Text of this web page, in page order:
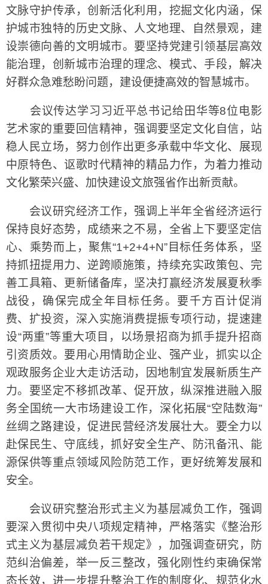
文脉守护传承，创新活化利用，挖掘文化内涵，保
护城市独特的历史文脉、人文地理、自然景观，建
设崇德向善的文明城市。要坚持党建引领基层高效
能治理，创新城市治理的理念、模式、手段，解决
好群众急难愁盼问题，建设便捷高效的智慧城市。
会议传达学习习近平总书记给田华等8位电影
艺术家的重要回信精神，强调要坚定文化自信，站
稳人民立场，努力创作出更多承载中华文化、展现
中原特色、讴歌时代精神的精品力作，为着力推动
文化繁荣兴盛、加快建设文旅强省作出新贡献。
会议研究经济工作，强调上半年全省经济运行
保持良好态势，成绩来之不易，全省上下要坚定信
心、乘势而上，聚焦“1+2+4+N”目标任务体系，坚
持抓扭提用力、逆跨顺施策，持续充实政策包、完
善工具箱、更新储备库，坚决打赢经济发展夏秋季
战役，确保完成全年目标任务。要千方百计促消
费、扩投资，深入实施消费提振专项行动，提速建
设“两重”等重大项目，以场景招商为抓手提升招商
引资质效。要用心用情助企业、强产业，抓实以企
观政服务企业大走访活动，因地制宜发展新质生产
力。要坚定不移抓改革、促开放，纵深推进融入服
务全国统一大市场建设工作，深化拓展“空陆数海”
丝绸之路建设，促进民营经济发展壮大。要全力以
赴保民生、守底线，抓好安全生产、防汛备汛、能
源保供等重点领域风险防范工作，更好统筹发展和
安全。
会议研究整治形式主义为基层减负工作，强调
要深入贯彻中央八项规定精神，严格落实《整治形
式主义为基层减负若干规定》，加强调查研究，防
范纠治偏差，举一反三整改，强化刚性约束确保常
态长效，进一步提升整治工作的制度化、规范化水